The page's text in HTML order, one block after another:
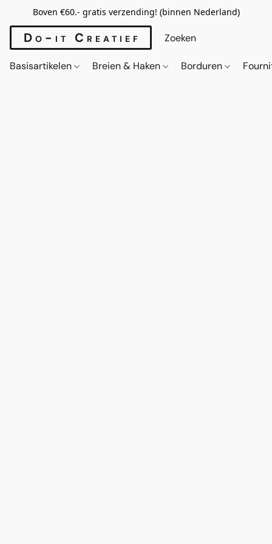
Boven €60.- gratis verzending! (binnen Nederland)
Do-it Creatief
Basisartikelen Breien & Haken Borduren